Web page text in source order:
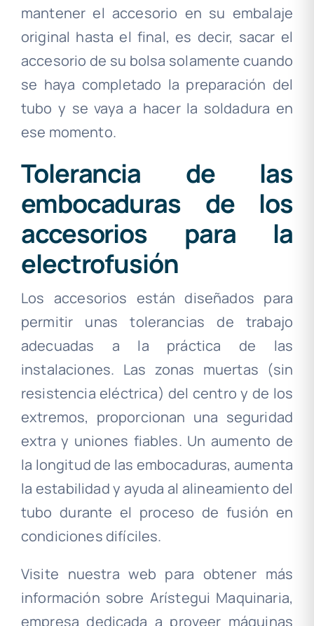
mantener el accesorio en su embalaje
original hasta el final, es decir, sacar el
accesorio de su bolsa solamente cuando
se haya completado la preparación del
tubo y se vaya a hacer la soldadura en
ese momento.
Tolerancia de las
embocaduras de los
accesorios para la
electrofusión
Los accesorios están diseñados para
permitir unas tolerancias de trabajo
adecuadas a la práctica de las
instalaciones. Las zonas muertas (sin
resistencia eléctrica) del centro y de los
extremos, proporcionan una seguridad
extra y uniones fiables. Un aumento de
la longitud de las embocaduras, aumenta
la estabilidad y ayuda al alineamiento del
tubo durante el proceso de fusión en
condiciones difíciles.
Visite nuestra web para obtener más
información sobre Arístegui Maquinaria,
empresa dedicada a proveer máquinas